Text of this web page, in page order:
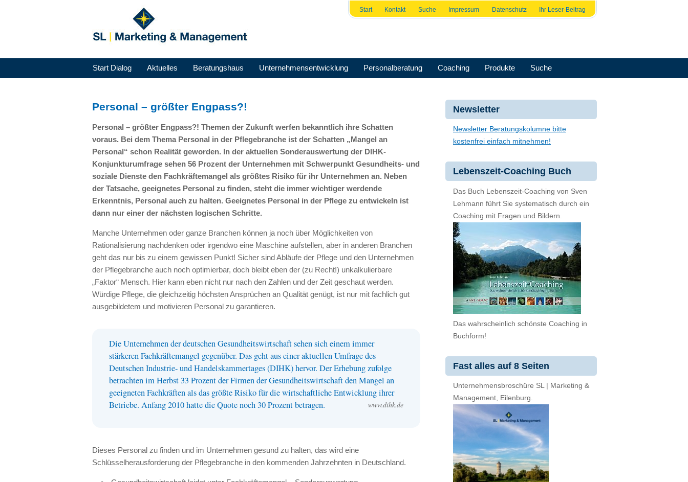
Start Kontakt Suche Impressum Datenschutz Ihr Leser-Beitrag
Start Dialog Aktuelles Beratungshaus Unternehmensentwicklung Personalberatung Coaching Produkte Suche
Personal – größter Engpass?!
Personal – größter Engpass?! Themen der Zukunft werfen bekanntlich ihre Schatten
voraus. Bei dem Thema Personal in der Pflegebranche ist der Schatten „Mangel an
Personal“ schon Realität geworden. In der aktuellen Sonderauswertung der DIHK-
Konjunkturumfrage sehen 56 Prozent der Unternehmen mit Schwerpunkt Gesundheits- und
soziale Dienste den Fachkräftemangel als größtes Risiko für ihr Unternehmen an. Neben
der Tatsache, geeignetes Personal zu finden, steht die immer wichtiger werdende
Erkenntnis, Personal auch zu halten. Geeignetes Personal in der Pflege zu entwickeln ist
dann nur einer der nächsten logischen Schritte.
Manche Unternehmen oder ganze Branchen können ja noch über Möglichkeiten von
Rationalisierung nachdenken oder irgendwo eine Maschine aufstellen, aber in anderen Branchen
geht das nur bis zu einem gewissen Punkt! Sicher sind Abläufe der Pflege und den Unternehmen
der Pflegebranche auch noch optimierbar, doch bleibt eben der (zu Recht!) unkalkulierbare
„Faktor“ Mensch. Hier kann eben nicht nur nach den Zahlen und der Zeit geschaut werden.
Würdige Pflege, die gleichzeitig höchsten Ansprüchen an Qualität genügt, ist nur mit fachlich gut
ausgebildetem und motivieren Personal zu garantieren.
Die Unternehmen der deutschen Gesundheitswirtschaft sehen sich einem immer
stärkeren Fachkräftemangel gegenüber. Das geht aus einer aktuellen Umfrage des
Deutschen Industrie- und Handelskammertages (DIHK) hervor. Der Erhebung zufolge
betrachten im Herbst 33 Prozent der Firmen der Gesundheitswirtschaft den Mangel an
geeigneten Fachkräften als das größte Risiko für die wirtschaftliche Entwicklung ihrer
Betriebe. Anfang 2010 hatte die Quote noch 30 Prozent betragen.
www.dihk.de
Dieses Personal zu finden und im Unternehmen gesund zu halten, das wird eine
Schlüsselherausforderung der Pflegebranche in den kommenden Jahrzehnten in Deutschland.
Newsletter
Newsletter Beratungskolumne bitte
kostenfrei einfach mitnehmen!
Lebenszeit-Coaching Buch
Das Buch Lebenszeit-Coaching von Sven
Lehmann führt Sie systematisch durch ein
Coaching mit Fragen und Bildern.
Das wahrscheinlich schönste Coaching in
Buchform!
Fast alles auf 8 Seiten
Unternehmensbroschüre SL | Marketing &
Management, Eilenburg.